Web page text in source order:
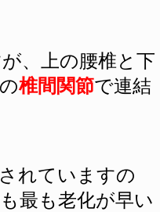
、上の腰椎と下
椎間関節で連結
れていますの
最も老化が早い